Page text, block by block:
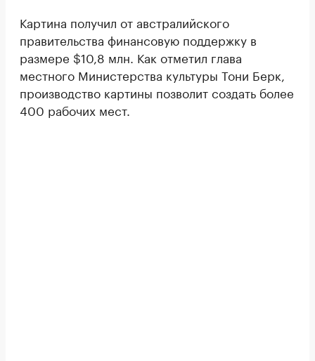
Картина получил от австралийского
правительства финансовую поддержку в
размере $10,8 млн. Как отметил глава
местного Министерства культуры Тони Берк,
производство картины позволит создать более
400 рабочих мест.